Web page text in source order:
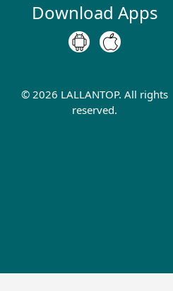
Download Apps
©2026 LALLANTOP. All rights
reserved.